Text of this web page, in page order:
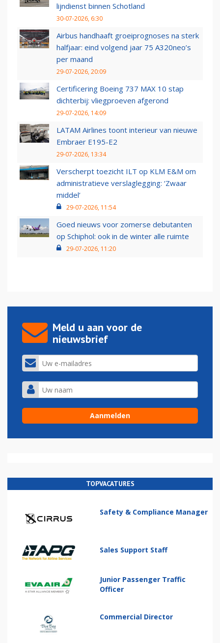
lijndienst binnen Schotland
30-07-2026, 6:30
Airbus handhaaft groeiprognoses na sterk
halfjaar: eind volgend jaar 75 A320neo’s
per maand
29-07-2026, 20:09
Certificering Boeing 737 MAX 10 stap
dichterbij: vliegproeven afgerond
29-07-2026, 14:09
LATAM Airlines toont interieur van nieuwe
Embraer E195-E2
29-07-2026, 13:34
Verscherpt toezicht ILT op KLM E&M om
administratieve verslaglegging: ‘Zwaar
middel’
29-07-2026, 11:54
Goed nieuws voor zomerse debutanten
op Schiphol: ook in de winter alle ruimte
29-07-2026, 11:20
Meld u aan voor de
nieuwsbrief
TOPVACATURES
Safety & Compliance Manager
Sales Support Staff
Junior Passenger Traffic
Officer
Commercial Director